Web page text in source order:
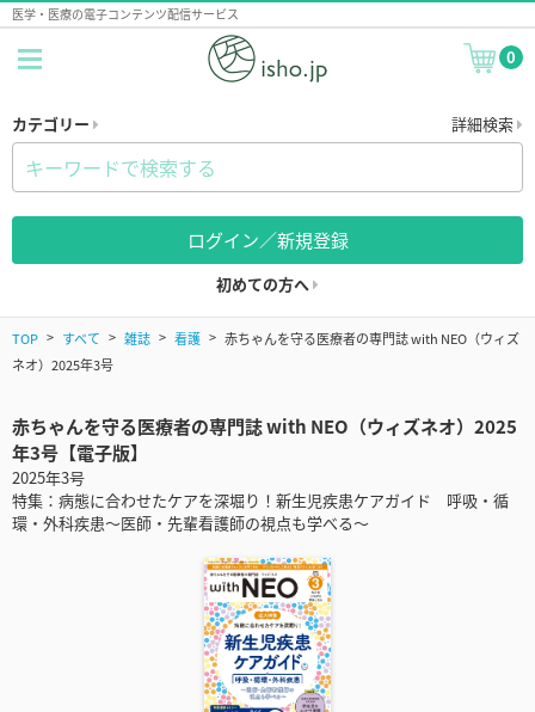
医学・医療の電子コンテンツ配信サービス
0
カテゴリー 詳細検索
ログイン／新規登録
初めての方へ
TOP すべて 雑誌 看護
赤ちゃんを守る医療者の専門誌 with NEO（ウィズ
ネオ）2025年3号
赤ちゃんを守る医療者の専門誌 with NEO（ウィズネオ）2025
年3号【電子版】
2025年3号
特集：病態に合わせたケアを深堀り！新生児疾患ケアガイド 呼吸・循
環・外科疾患～医師・先輩看護師の視点も学べる～